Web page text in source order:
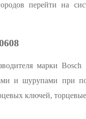
перейти на
марки Bosch
и шурупами при
ключей,